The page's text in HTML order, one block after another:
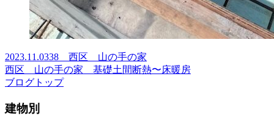
2023.11.0338 西区 山の手の家
西区 山の手の家 基礎土間断熱〜床暖房
ブログトップ
建物別